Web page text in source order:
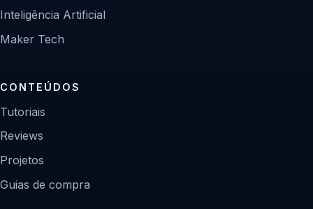
Inteligência Artificial
Maker Tech
CONTEÚDOS
Tutoriais
Reviews
Projetos
Guias de compra